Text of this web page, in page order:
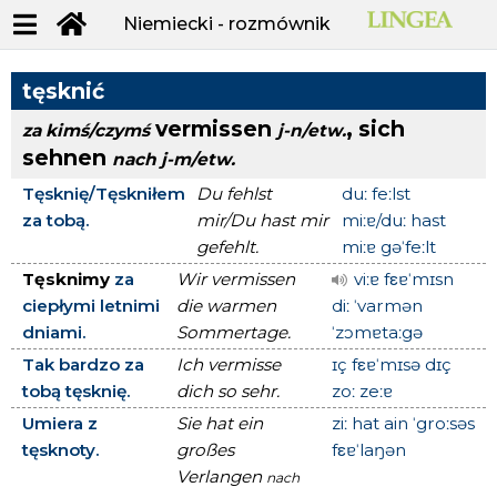
Niemiecki - rozmównik
tęsknić
za kimś/czymśvermissen j-n/etw., sich
sehnen nach j-m/etw.
Tęsknię/Tęskniłem
za tobą.
Du fehlst
mir/Du hast mir
gefehlt.
duː feːlst
miːɐ/duː hast
miːɐ gəˈfeːlt
Tęsknimy za
ciepłymi letnimi
dniami.
Wir vermissen
die warmen
Sommertage.
viːɐ fεɐˈmɪsn
diː ˈvarmən
ˈzɔmɐtaːgə
Tak bardzo za
tobą tęsknię.
Ich vermisse
dich so sehr.
ɪç fεɐˈmɪsə dɪç
zoː zeːɐ
Umiera z
tęsknoty.
Sie hat ein
großes
Verlangen nach
ziː hat ain ˈgroːsəs
fεɐˈlaŋən